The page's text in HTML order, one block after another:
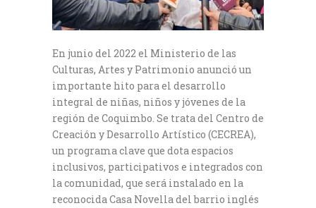
En junio del 2022 el Ministerio de las
Culturas, Artes y Patrimonio anunció un
importante hito para el desarrollo
integral de niñas, niños y jóvenes de la
región de Coquimbo. Se trata del Centro de
Creación y Desarrollo Artístico (CECREA),
un programa clave que dota espacios
inclusivos, participativos e integrados con
la comunidad, que será instalado en la
reconocida Casa Novella del barrio inglés